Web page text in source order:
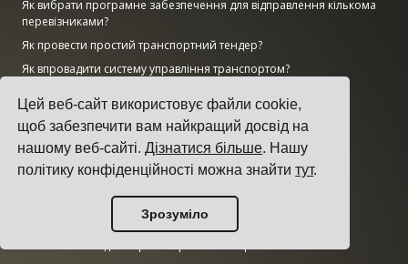
Цей веб-сайт використовує файли cookie,
щоб забезпечити вам найкращий досвід на
нашому веб-сайті.Дізнатися більше. Нашу
політику конфіденційності можна знайтитут.
Зрозуміло
Як вибрати програмне забезпечення для відправлення кількома
перевізниками?
Як провести простий транспортний тендер?
Як впровадити систему управління транспортом?
Як автоматизувати сповіщення про відправлення?
KPI вантажоперевезень, які повинен відстежувати кожен
логістичний менеджер
Дослідження
Наскільки великий ринок штучного інтелекту?